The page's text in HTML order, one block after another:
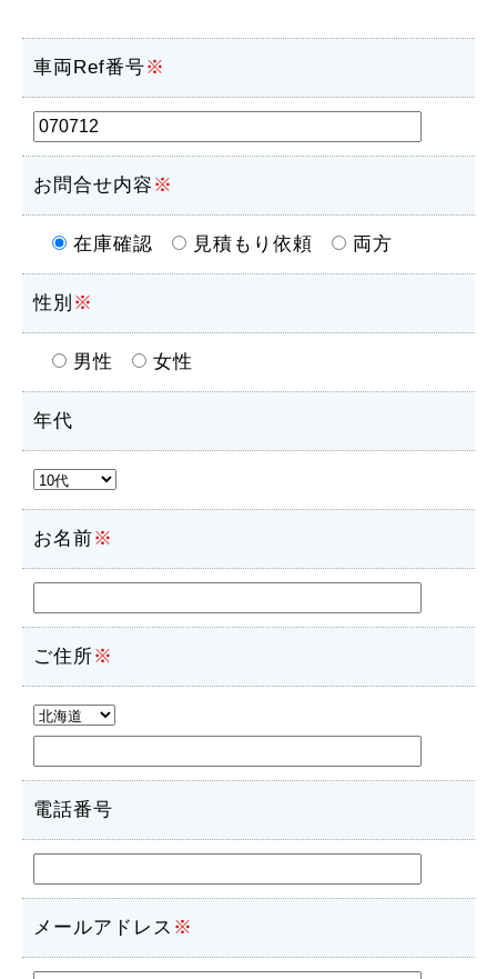
車両Ref番号※
お問合せ内容 ※
在庫確認 見積もり依頼 両方
性別 ※
男性 女性
年代
お名前※
ご住所※
電話番号
メールアドレス ※